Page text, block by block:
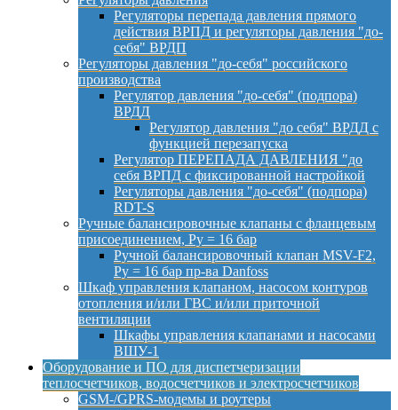
Регуляторы перепада давления прямого
действия ВРПД и регуляторы давления "до-
себя" ВРДП
Регуляторы давления "до-себя" российского
производства
Регулятор давления "до-себя" (подпора)
ВРДД
Регулятор давления "до себя" ВРДД с
функцией перезапуска
Регулятор ПЕРЕПАДА ДАВЛЕНИЯ "до
себя ВРПД с фиксированной настройкой
Регуляторы давления "до-себя" (подпора)
RDT-S
Ручные балансировочные клапаны с фланцевым
присоединением, Py = 16 бар
Ручной балансировочный клапан MSV-F2,
Py = 16 бар пр-ва Danfoss
Шкаф управления клапаном, насосом контуров
отопления и/или ГВС и/или приточной
вентиляции
Шкафы управления клапанами и насосами
ВШУ-1
Оборудование и ПО для диспетчеризации
теплосчетчиков, водосчетчиков и электросчетчиков
GSM-/GPRS-модемы и роутеры